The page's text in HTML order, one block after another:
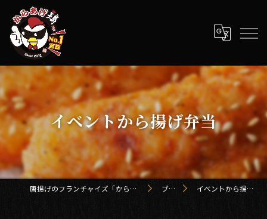
イベントから揚げ弁当
唐揚げのフランチャイズ「からあげ鶏 kei」 ブログ イベントから揚げ弁当